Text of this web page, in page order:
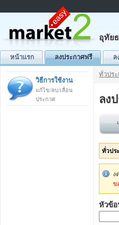
อุทัย
หน้าแรก ลงประกาศฟรี ล
วิธีการใช้งาน
แก้ไข/ลบ/เลื่อน
ประกาศ
ทั่วประ
ลง
ทั่วปร
ง
ข
หัวข้อ